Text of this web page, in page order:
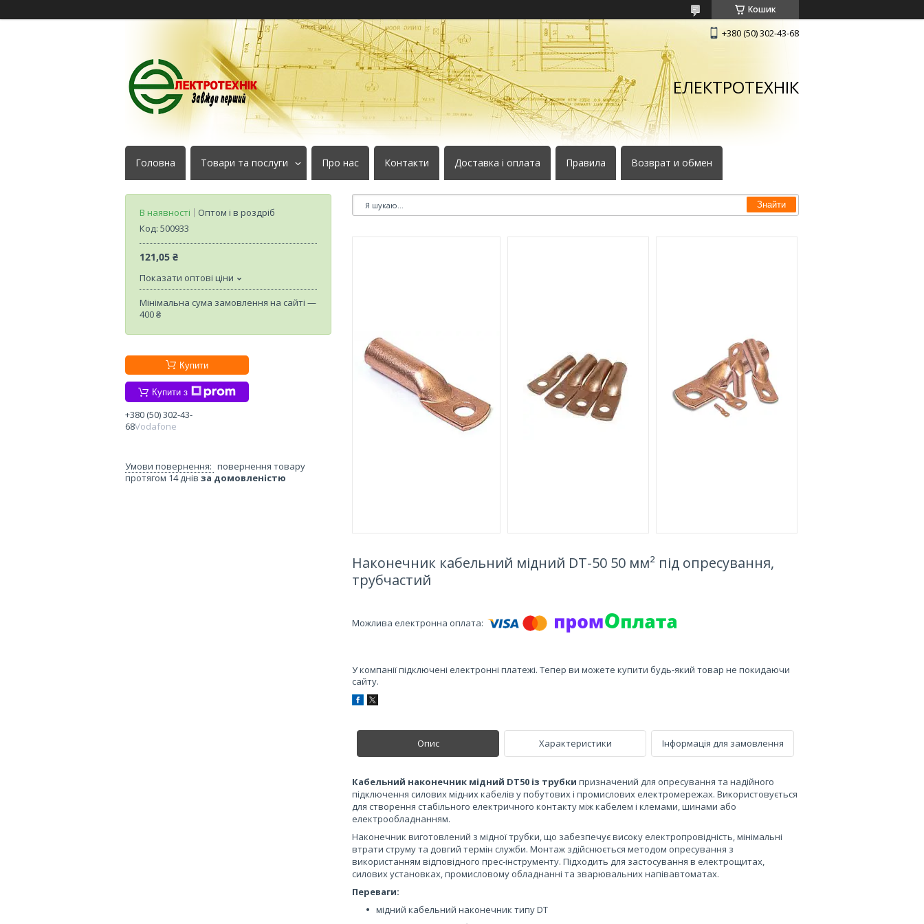
Кошик
+380 (50) 302-43-68
ЕЛЕКТРОТЕХНІК
Головна Товари та послуги Про нас Контакти Доставка і оплата Правила Возврат и обмен
Знайти
Наконечник кабельний мідний DT-50 50 мм² під опресування,
трубчастий
У компанії підключені електронні платежі. Тепер ви можете купити будь-який товар не покидаючи
сайту.
Опис Характеристики Інформація для замовлення
Кабельний наконечник мідний DT50 із трубки призначений для опресування та надійного
підключення силових мідних кабелів у побутових і промислових електромережах. Використовується
для створення стабільного електричного контакту між кабелем і клемами, шинами або
електрообладнанням.
Наконечник виготовлений з мідної трубки, що забезпечує високу електропровідність, мінімальні
втрати струму та довгий термін служби. Монтаж здійснюється методом опресування з
використанням відповідного прес-інструменту. Підходить для застосування в електрощитах,
силових установках, промисловому обладнанні та зварювальних напівавтоматах.
Переваги:
мідний кабельний наконечник типу DT
В наявності
Оптом і в роздріб
Код: 500933
121,05 ₴
Показати оптові ціни
Мінімальна сума замовлення на сайті —
400 ₴
Купити
Купити з
+380 (50) 302-43-
68Vodafone
повернення товару
протягом 14 днів за домовленістю